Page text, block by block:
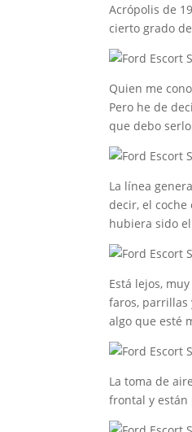
Acrópolis de
cierto grado
Quien me
Pero he de
que debo
La línea
decir, el
hubiera sido
Está lejos,
faros, parrillas
algo que esté
La toma de
frontal y están